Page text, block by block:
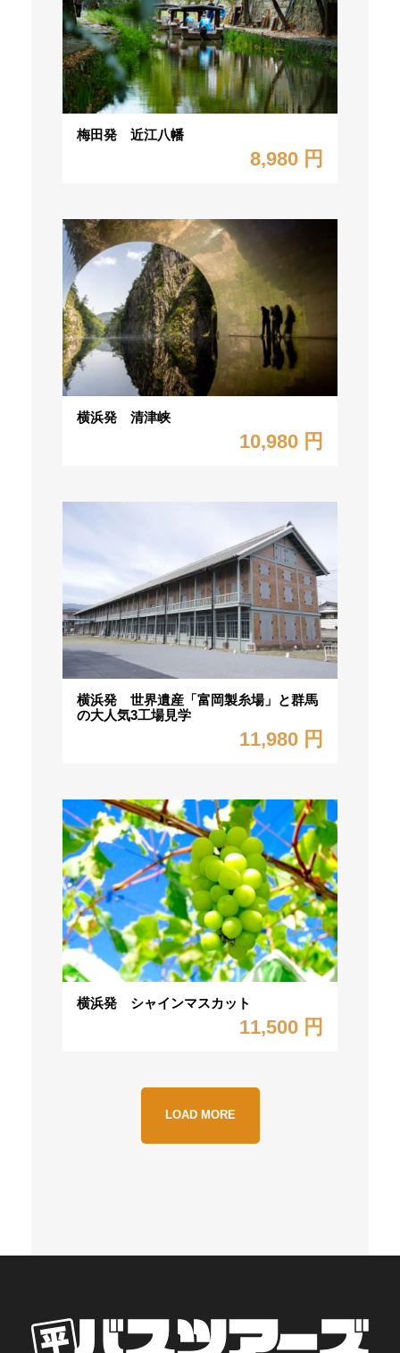
梅田発 近江八幡
8,980 円
横浜発 清津峡
10,980 円
横浜発 世界遺産「富岡製糸場」と群馬
の大人気3工場見学
11,980 円
横浜発 シャインマスカット
11,500 円
LOAD MORE